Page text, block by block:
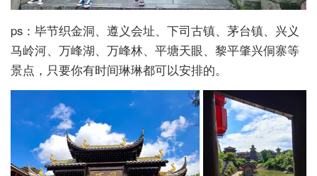
ps：毕节织金洞、遵义会址、下司古镇、茅台镇、兴义
马岭河、万峰湖、万峰林、平塘天眼、黎平肇兴侗寨等
景点，只要你有时间琳琳都可以安排的。